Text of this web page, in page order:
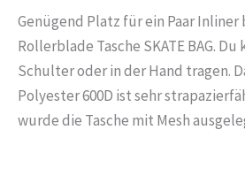
Genügend Platz für ein Paar
Rollerblade Tasche SKATE BAG.
Schulter oder in der Hand tragen.
Polyester 600D ist sehr
wurde die Tasche mit Mesh